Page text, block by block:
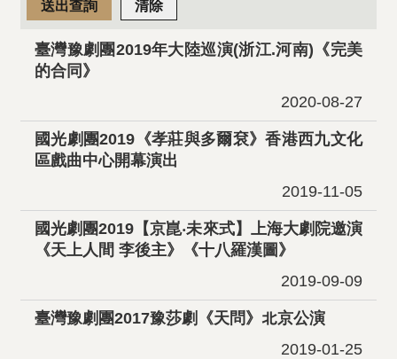
臺灣豫劇團2019年大陸巡演(浙江.河南)《完美
的合同》
2020-08-27
國光劇團2019《孝莊與多爾袞》香港西九文化
區戲曲中心開幕演出
2019-11-05
國光劇團2019【京崑‧未來式】上海大劇院邀演
《天上人間 李後主》《十八羅漢圖》
2019-09-09
臺灣豫劇團2017豫莎劇《天問》北京公演
2019-01-25